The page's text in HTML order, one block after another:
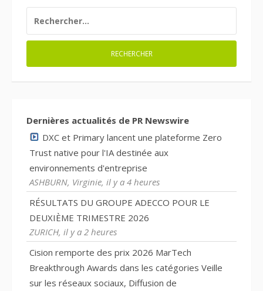
Dernières actualités de PR Newswire
DXC et Primary lancent une plateforme Zero
Trust native pour l'IA destinée aux
environnements d'entreprise
ASHBURN, Virginie, il y a 4 heures
RÉSULTATS DU GROUPE ADECCO POUR LE
DEUXIÈME TRIMESTRE 2026
ZURICH, il y a 2 heures
Cision remporte des prix 2026 MarTech
Breakthrough Awards dans les catégories Veille
sur les réseaux sociaux, Diffusion de